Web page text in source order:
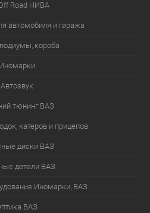
Road НИВА
автомобиля и гаража
короба
Иномарки
Автозвук
тюнинг ВАЗ
катеров и прицепов
диски ВАЗ
детали ВАЗ
Иномарки, ВАЗ
ВАЗ